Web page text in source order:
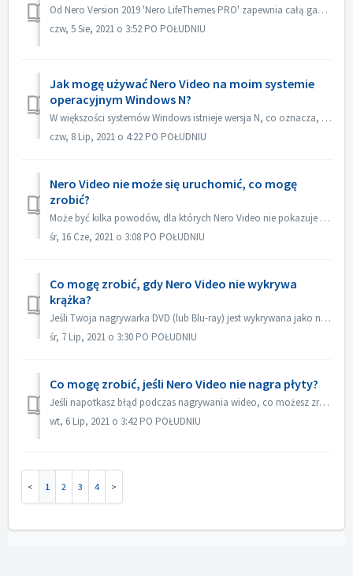
Od Nero Version 2019 'Nero LifeThemes PRO' zapewnia całą gamę wysokiej jakości projektów motywów filmowych, szablonów menu płyt i muzyki royalty fre...
czw, 5 Sie, 2021 o 3:52 PO POŁUDNIU
Jak mogę używać Nero Video na moim systemie
operacyjnym Windows N?
W większości systemów Windows istnieje wersja N, co oznacza, że system nie zawiera Windows Media Player. W tych systemach Windows N, w celu uruchomienia Ner...
czw, 8 Lip, 2021 o 4:22 PO POŁUDNIU
Nero Video nie może się uruchomić, co mogę
zrobić?
Może być kilka powodów, dla których Nero Video nie pokazuje swojego okna aplikacji. Jeśli Nero Video nie może się uruchomić, MediaHome nie może się uruchomi...
śr, 16 Cze, 2021 o 3:08 PO POŁUDNIU
Co mogę zrobić, gdy Nero Video nie wykrywa
krążka?
Jeśli Twoja nagrywarka DVD (lub Blu-ray) jest wykrywana jako nagrywarka CD, zapoznaj się z tym artykułem: https://nerosupport.freshdesk.com/en/support/solut...
śr, 7 Lip, 2021 o 3:30 PO POŁUDNIU
Co mogę zrobić, jeśli Nero Video nie nagra płyty?
Jeśli napotkasz błąd podczas nagrywania wideo, co możesz zrobić? Przejdź do C:\Users\[aktualny użytkownik]\AppData\Roaming\Nero\[aktualna wersja Nero]\Nero...
wt, 6 Lip, 2021 o 3:42 PO POŁUDNIU
1 2 3 4